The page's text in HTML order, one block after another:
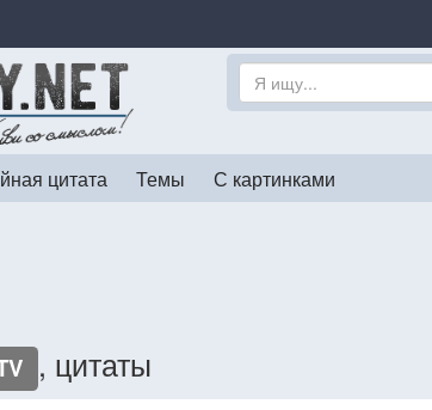
цитата Темы С картинками
, цитаты